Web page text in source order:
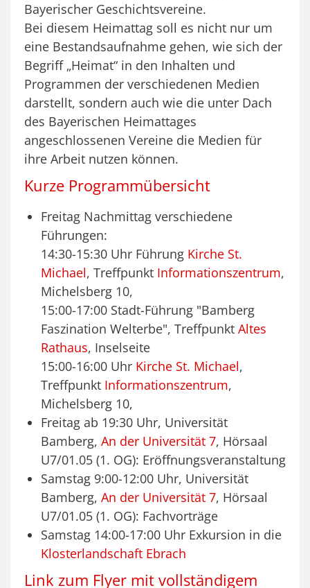
Bayerischer Geschichtsvereine.
Bei diesem Heimattag soll es nicht nur um
eine Bestandsaufnahme gehen, wie sich der
Begriff „Heimat“ in den Inhalten und
Programmen der verschiedenen Medien
darstellt, sondern auch wie die unter Dach
des Bayerischen Heimattages
angeschlossenen Vereine die Medien für
ihre Arbeit nutzen können.
Kurze Programmübersicht
Freitag Nachmittag verschiedene
Führungen:
14:30-15:30 Uhr Führung Kirche St.
Michael, Treffpunkt Informationszentrum,
Michelsberg 10,
15:00-17:00 Stadt-Führung "Bamberg
Faszination Welterbe", Treffpunkt Altes
Rathaus, Inselseite
15:00-16:00 Uhr Kirche St. Michael,
Treffpunkt Informationszentrum,
Michelsberg 10,
Freitag ab 19:30 Uhr, Universität
Bamberg, An der Universität 7, Hörsaal
U7/01.05 (1. OG): Eröffnungsveranstaltung
Samstag 9:00-12:00 Uhr, Universität
Bamberg, An der Universität 7, Hörsaal
U7/01.05 (1. OG): Fachvorträge
Samstag 14:00-17:00 Uhr Exkursion in die
Klosterlandschaft Ebrach
Link zum Flyer mit vollständigem